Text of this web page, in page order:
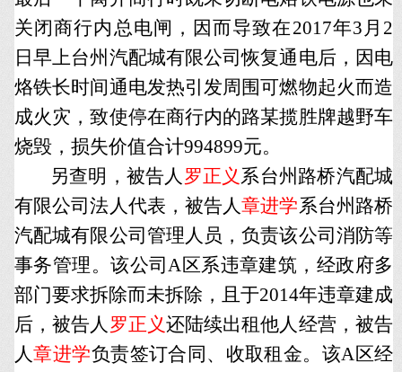
关闭商行内总电闸，因而导致在2017年3月2
日早上台州汽配城有限公司恢复通电后，因电
烙铁长时间通电发热引发周围可燃物起火而造
成火灾，致使停在商行内的路某揽胜牌越野车
烧毁，损失价值合计994899元。
另查明，被告人 罗正义 系台州路桥汽配城
有限公司法人代表，被告人章进学系台州路桥
汽配城有限公司管理人员，负责该公司消防等
事务管理。该公司A区系违章建筑，经政府多
部门要求拆除而未拆除，且于2014年违章建成
后，被告人 罗正义还陆续出租他人经营，被告
人章进学负责签订合同、收取租金。该A区经